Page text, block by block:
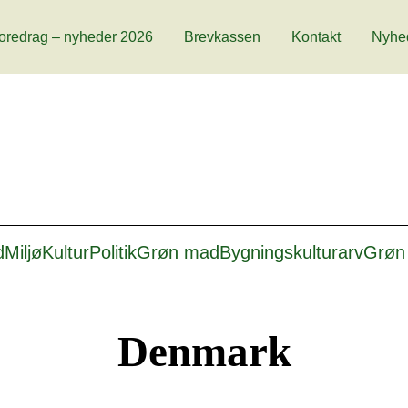
– nyheder 2026 Brevkassen Kontakt
MiljøKulturPolitikGrøn madBygningskulturarvGrøn
Denmark